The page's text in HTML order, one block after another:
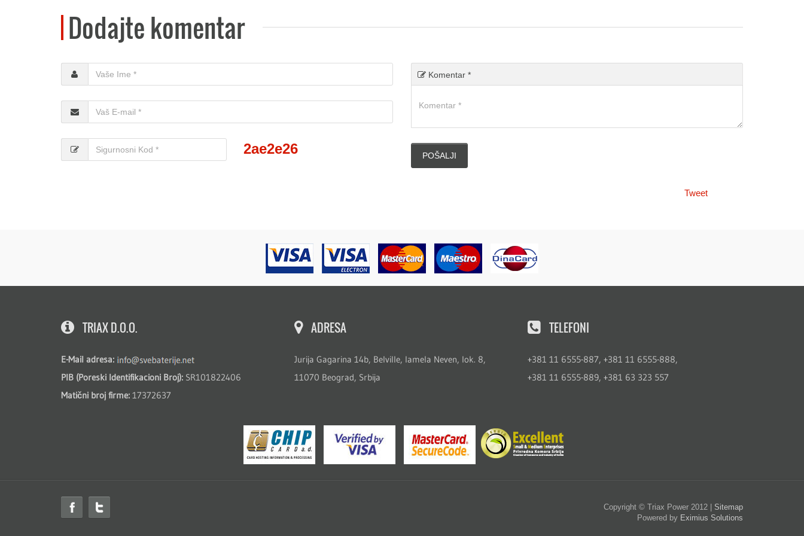
Dodajte komentar
2ae2e26
Komentar *
Tweet
TRIAX D.O.O.
E-Mail adresa:
PIB (Poreski Identifikacioni Broj): SR101822406
Matični broj firme: 17372637
ADRESA
Jurija Gagarina 14b, Belville, lamela Neven, lok. 8,
11070 Beograd, Srbija
TELEFONI
+381 11 6555-887, +381 11 6555-888,
+381 11 6555-889, +381 63 323 557
Copyright © Triax Power 2012 | Sitemap
Powered by Eximius Solutions